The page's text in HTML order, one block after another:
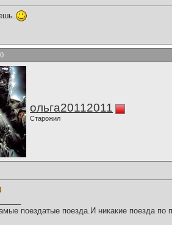
ольга20112011
Старожил
поездатые поезда.И никакие поезда по